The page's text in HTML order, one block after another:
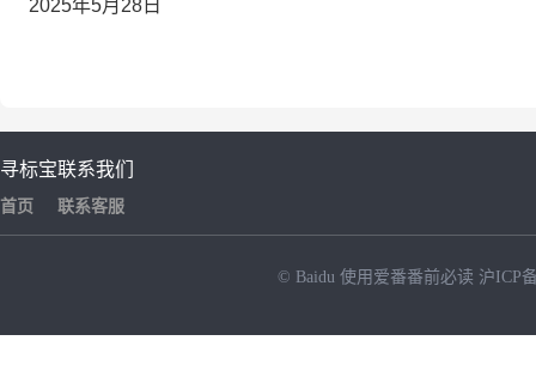
2025年5月 28 日
寻标宝
首页
联系我们
联系客服
© Baidu 使用爱番番前必读 沪ICP